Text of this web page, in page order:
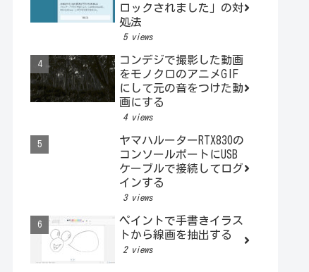
ロックされました」の対
処法
5 views
コンデジで撮影した動画
をモノクロのアニメGIF
にして元の音をつけた動
画にする
4 views
ヤマハルーターRTX830の
コンソールポートにUSB
ケーブルで接続してログ
インする
3 views
ペイントで手書きイラス
トから線画を抽出する
2 views